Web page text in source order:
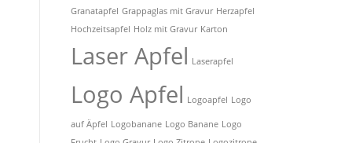
Granatapfel Grappaglas mit Gravur Herzapfel
Hochzeitsapfel Holz mit Gravur Karton
Laser Apfel Laserapfel
Logo Apfel Logoapfel Logo
auf Äpfel Logobanane Logo Banane Logo